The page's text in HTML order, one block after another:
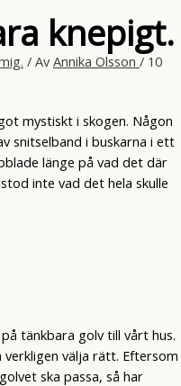
knepigt.
/ Av Annika Olsson / 10
mystiskt i skogen. Någon
snitselband i buskarna i ett
länge på vad det där
inte vad det hela skulle
tänkbara golv till vårt hus.
välja rätt. Eftersom
ska passa, så har